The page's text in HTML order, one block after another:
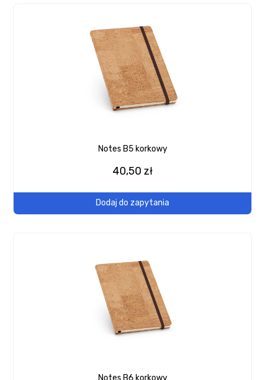
Notes B5 korkowy
40,50 zł
Dodaj do zapytania
Notes B6 korkowy